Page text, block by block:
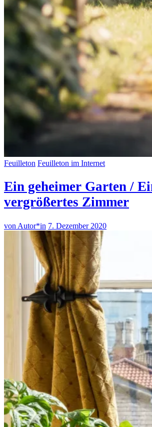
Feuilleton Feuilleton im Internet
Ein geheimer Garten /
vergrößertes Zimmer
von Autor*in 7. Dezember 2020